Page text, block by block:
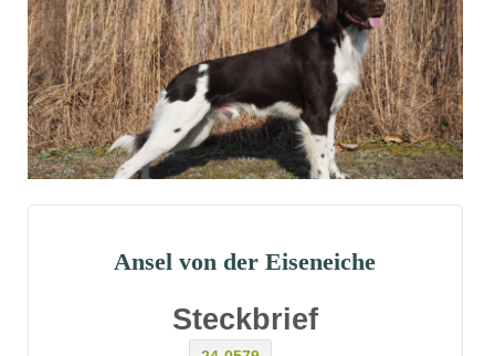
Ansel von der Eiseneiche
Steckbrief